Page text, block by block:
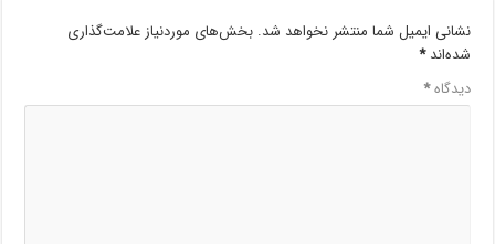
نشانی ایمیل شما منتشر نخواهد شد. بخش‌های موردنیاز علامت‌گذاری
شده‌اند*
دیدگاه*